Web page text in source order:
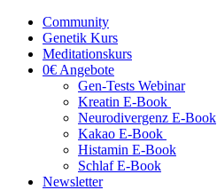
Community
Genetik Kurs
Meditationskurs
0€ Angebote
Gen-Tests Webinar
Kreatin E-Book
Neurodivergenz E-Book
Kakao E-Book
Histamin E-Book
Schlaf E-Book
Newsletter